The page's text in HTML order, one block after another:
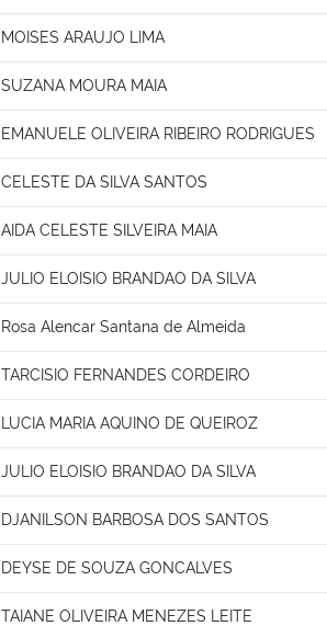
MOISES ARAUJO LIMA
SUZANA MOURA MAIA
EMANUELE OLIVEIRA RIBEIRO RODRIGUES
CELESTE DA SILVA SANTOS
AIDA CELESTE SILVEIRA MAIA
JULIO ELOISIO BRANDAO DA SILVA
Rosa Alencar Santana de Almeida
TARCISIO FERNANDES CORDEIRO
LUCIA MARIA AQUINO DE QUEIROZ
JULIO ELOISIO BRANDAO DA SILVA
DJANILSON BARBOSA DOS SANTOS
DEYSE DE SOUZA GONCALVES
TAIANE OLIVEIRA MENEZES LEITE